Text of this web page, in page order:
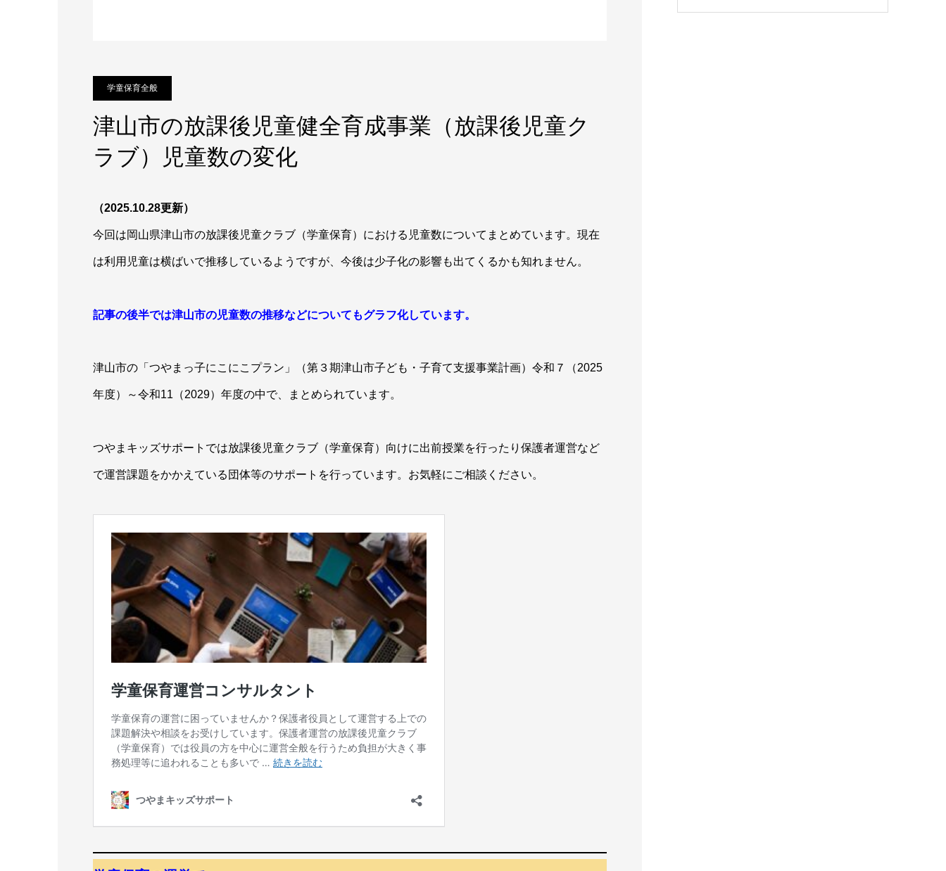
学童保育全般
津山市の放課後児童健全育成事業（放課後児童ク
ラブ）児童数の変化
（2025.10.28更新）
今回は岡山県津山市の放課後児童クラブ（学童保育）における児童数についてまとめています。現在
は利用児童は横ばいで推移しているようですが、今後は少子化の影響も出てくるかも知れません。
記事の後半では津山市の児童数の推移などについてもグラフ化しています。
津山市の「つやまっ子にこにこプラン」（第３期津山市子ども・子育て支援事業計画）令和７（2025
年度）～令和11（2029）年度の中で、まとめられています。
つやまキッズサポートでは放課後児童クラブ（学童保育）向けに出前授業を行ったり保護者運営など
で運営課題をかかえている団体等のサポートを行っています。お気軽にご相談ください。